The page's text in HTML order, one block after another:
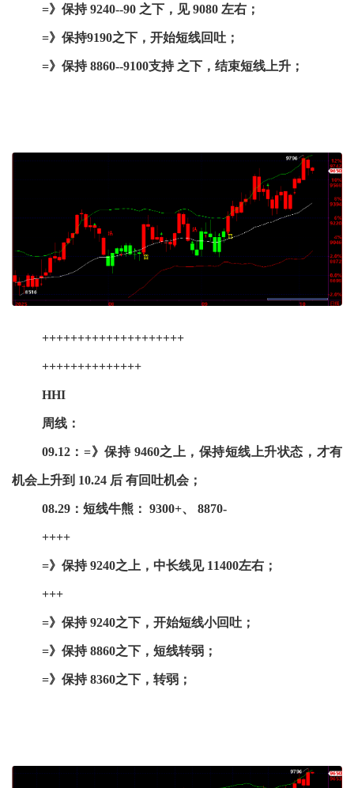
=》保持 9240--90 之下，见 9080 左右；
=》保持9190之下，开始短线回吐；
=》保持 8860--9100支持 之下，结束短线上升；
++++++++++++++++++++
++++++++++++++
HHI
周线：
09.12：=》保持 9460之上，保持短线上升状态，才有
机会上升到 10.24 后 有回吐机会；
08.29：短线牛熊： 9300+、 8870-
++++
=》保持 9240之上，中长线见 11400左右；
+++
=》保持 9240之下，开始短线小回吐；
=》保持 8860之下，短线转弱；
=》保持 8360之下，转弱；